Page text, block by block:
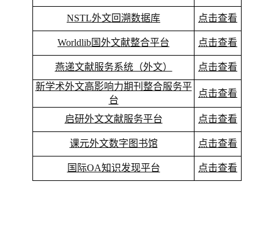
NSTL外文回溯数据库 点击查看
Worldlib国外文献整合平台 点击查看
燕递文献服务系统（外文）
点击查看
新学术外文高影响力期刊整合服务平
台
点击查看
启研外文文献服务平台 点击查看
课元外文数字图书馆 点击查看
国际OA知识发现平台 点击查看